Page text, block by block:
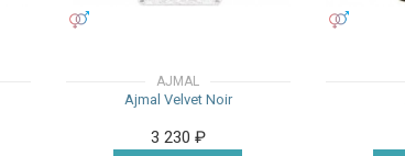
AJMAL
Ajmal Velvet Noir
3 230 ₽